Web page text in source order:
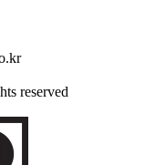
reserved